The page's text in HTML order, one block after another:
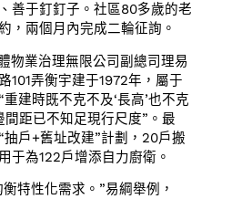
善于釘釘子。社區80多歲的老
，兩個月內完成二輪征詢。
物業治理無限公司副總司理易
101弄衡宇建于1972年，屬于
建時既不克不及‘長高’也不克
間距已不知足現行尺度”。最
抽戶+舊址改建”計劃，20戶搬
于為122戶增添自力廚衛。
特性化需求。”易綱舉例，